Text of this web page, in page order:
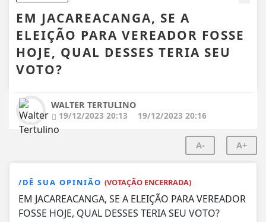
EM JACAREACANGA, SE A
ELEIÇÃO PARA VEREADOR FOSSE
HOJE, QUAL DESSES TERIA SEU
VOTO?
WALTER TERTULINO
19/12/2023 20:13
19/12/2023 20:16
A- A+
/DÊ SUA OPINIÃO (VOTAÇÃO ENCERRADA)
EM JACAREACANGA, SE A ELEIÇÃO PARA VEREADOR
FOSSE HOJE, QUAL DESSES TERIA SEU VOTO?